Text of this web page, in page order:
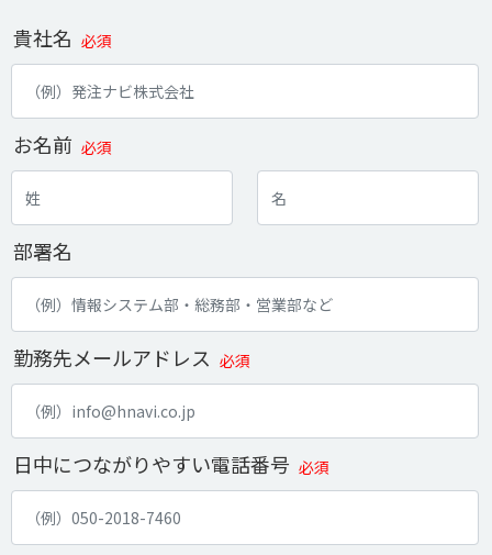
貴社名 必須
お名前 必須
部署名
勤務先メールアドレス 必須
日中につながりやすい電話番号 必須